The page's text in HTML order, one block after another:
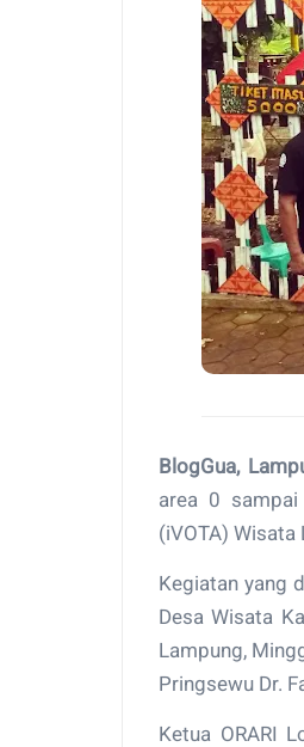
BlogGua,
area 0
(iVOTA)
Kegiatan yang
Desa Wisata
Lampung,
Pringsewu Dr.
Ketua ORARI